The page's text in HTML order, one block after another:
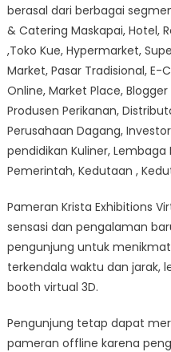
berasal dari berbagai
& Catering Maskapai, Hotel,
,Toko Kue, Hypermarket,
Market, Pasar Tradisional, E-
Online, Market Place,
Produsen Perikanan,
Perusahaan Dagang,
pendidikan Kuliner,
Pemerintah, Kedutaan ,
Pameran Krista Exhibitions
sensasi dan pengalaman
pengunjung untuk
terkendala waktu dan jarak,
booth virtual 3D.
Pengunjung tetap dapat
pameran offline karena